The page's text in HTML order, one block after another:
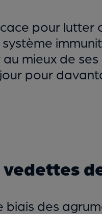
pour lutter
mieux de
pour
des